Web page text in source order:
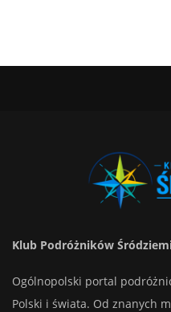
Klub Podróżników
Ogólnopolski portal
Polski i świata. Od znanych